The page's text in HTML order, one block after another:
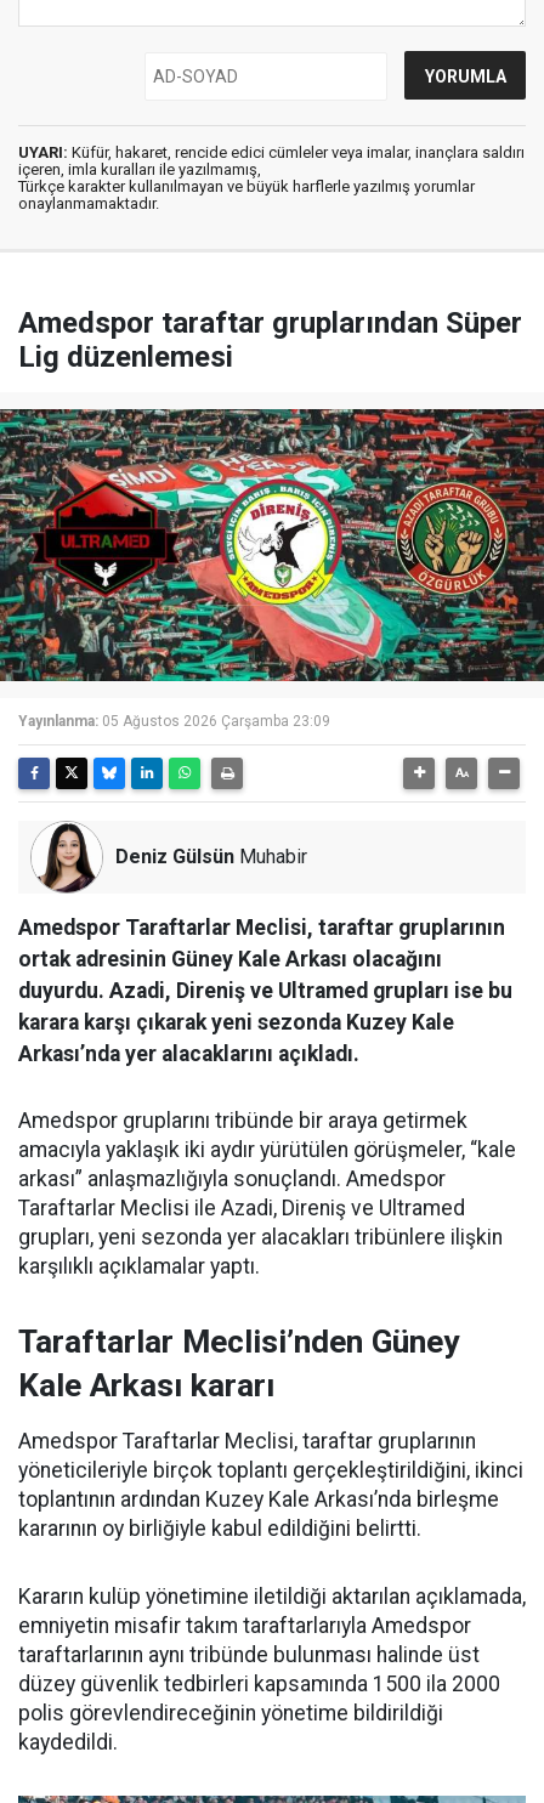
UYARI: Küfür, hakaret, rencide edici cümleler veya imalar, inançlara saldırı
içeren, imla kuralları ile yazılmamış,
Türkçe karakter kullanılmayan ve büyük harflerle yazılmış yorumlar
onaylanmamaktadır.
Amedspor taraftar gruplarından Süper
Lig düzenlemesi
Yayınlanma: 05 Ağustos 2026 Çarşamba 23:09
Deniz Gülsün Muhabir
Amedspor Taraftarlar Meclisi, taraftar gruplarının
ortak adresinin Güney Kale Arkası olacağını
duyurdu. Azadi, Direniş ve Ultramed grupları ise bu
karara karşı çıkarak yeni sezonda Kuzey Kale
Arkası’nda yer alacaklarını açıkladı.
Amedspor gruplarını tribünde bir araya getirmek
amacıyla yaklaşık iki aydır yürütülen görüşmeler, “kale
arkası” anlaşmazlığıyla sonuçlandı. Amedspor
Taraftarlar Meclisi ile Azadi, Direniş ve Ultramed
grupları, yeni sezonda yer alacakları tribünlere ilişkin
karşılıklı açıklamalar yaptı.
Taraftarlar Meclisi’nden Güney
Kale Arkası kararı
Amedspor Taraftarlar Meclisi, taraftar gruplarının
yöneticileriyle birçok toplantı gerçekleştirildiğini, ikinci
toplantının ardından Kuzey Kale Arkası’nda birleşme
kararının oy birliğiyle kabul edildiğini belirtti.
Kararın kulüp yönetimine iletildiği aktarılan açıklamada,
emniyetin misafir takım taraftarlarıyla Amedspor
taraftarlarının aynı tribünde bulunması halinde üst
düzey güvenlik tedbirleri kapsamında 1500 ila 2000
polis görevlendireceğinin yönetime bildirildiği
kaydedildi.